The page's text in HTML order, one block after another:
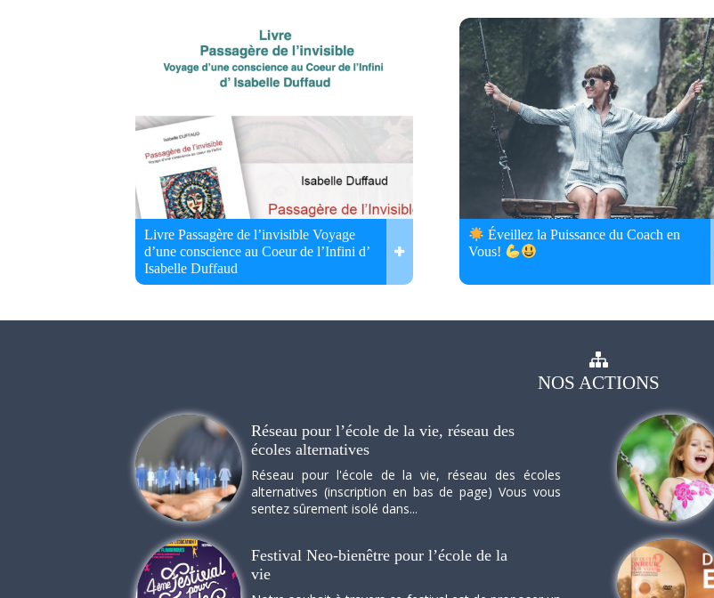
Livre Passagère de l’invisible Voyage
d’une conscience au Coeur de l’Infini d’
Isabelle Duffaud
Éveillez la Puissance du Coach en
Vous!
NOS ACTIONS
Réseau pour l’école de la vie, réseau des
écoles alternatives
Réseau pour l'école de la vie, réseau des écoles
alternatives (inscription en bas de page) Vous vous
sentez sûrement isolé dans...
Festival Neo-bienêtre pour l’école de la
vie